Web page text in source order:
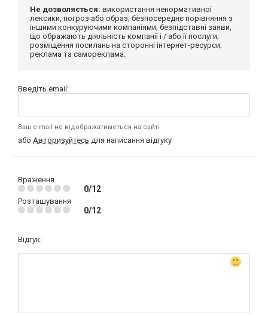
Не дозволяється: використання ненормативної
лексики, погроз або образ; безпосереднє порівняння з
іншими конкуруючими компаніями; безпідставні заяви,
що ображають діяльність компанії і / або її послуги;
розміщення посилань на сторонні інтернет-ресурси;
реклама та самореклама.
Введіть email:
Ваш e-mail не відображатиметься на сайті
або Авторизуйтесь для написання відгуку
Враження
0/12
Розташування
0/12
Відгук: